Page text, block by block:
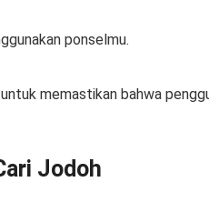
ponselmu.
memastikan bahwa
Jodoh